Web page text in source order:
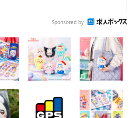
Sponsored by